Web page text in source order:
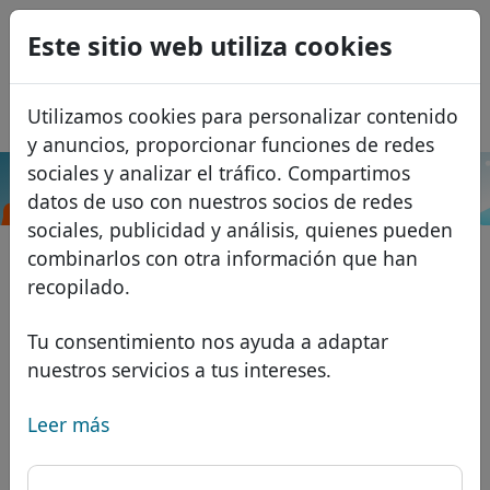
Este sitio web utiliza cookies
Utilizamos cookies para personalizar contenido
y anuncios, proporcionar funciones de redes
sociales y analizar el tráfico. Compartimos
datos de uso con nuestros socios de redes
sociales, publicidad y análisis, quienes pueden
combinarlos con otra información que han
recopilado.
Tu consentimiento nos ayuda a adaptar
nuestros servicios a tus intereses.
Leer más
Dominios
Base de datos de dominios
Dominios africanos
Dominios asiáticos
Dominios europeos
Dominios de Oriente Medio
Dominios norteamericanos
Lista de precios
Descuentos
Transferir
Buscar
Servicios
Protección de ID
Alojamiento DNS
WHOIS
USD
EUR
GBP
Français
Italiano
Português
Română
Eesti
.co.nz Buscar